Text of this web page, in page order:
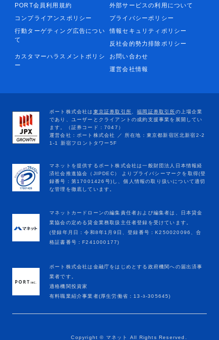
PORT会員利用規約
外部サービスの利用について
コンプライアンスポリシー
プライバシーポリシー
行動ターゲティング広告につい
て
情報セキュリティポリシー
反社会的勢力排除ポリシー
カスタマーハラスメントポリシ
ー
お問い合わせ
運営会社情報
マネットカードローンの編集責任者および編集者は、日本貸金
業協会の定める貸金業務取扱主任者登録を受けています。
(登録年月日：令和8年1月9日、登録番号：K250020096、合
格証書番号：F241000177)
ポート株式会社は金融庁をはじめとする政府機関への届出済事
業者です。
適格機関投資家
有料職業紹介事業者(厚生労働省：13-ﾕ-305645)